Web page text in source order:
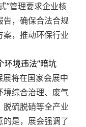
”管理要求企业核
告，确保合法合规
案，推动环保行业
境违法“暗坑
将在国家会展中
境综合治理、废气
脱硫脱硝等全产业
是，展会强调了